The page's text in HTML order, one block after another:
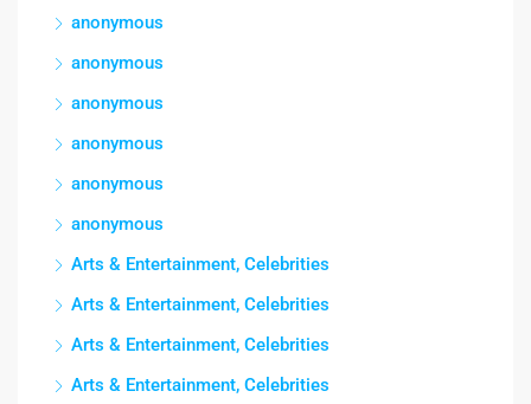
anonymous
anonymous
anonymous
anonymous
anonymous
anonymous
Arts & Entertainment, Celebrities
Arts & Entertainment, Celebrities
Arts & Entertainment, Celebrities
Arts & Entertainment, Celebrities